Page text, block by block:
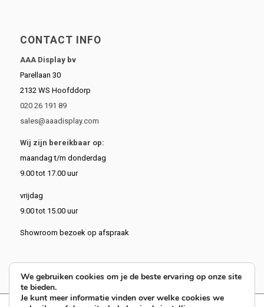
CONTACT INFO
AAA Display bv
Parellaan 30
2132 WS Hoofddorp
020 26 191 89
sales@aaadisplay.com
Wij zijn bereikbaar op:
maandag t/m donderdag
9.00 tot 17.00 uur
vrijdag
9.00 tot 15.00 uur
Showroom bezoek op afspraak
We gebruiken cookies om je de beste ervaring op onze site
te bieden.
Je kunt meer informatie vinden over welke cookies we